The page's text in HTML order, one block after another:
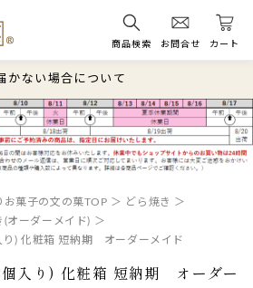
商品検索 お問合せ カート
かない場合について
菓子の文の菓TOP
どら焼き
オーダーメイド)
り) 化粧箱 短納期 オーダーメイド
入り) 化粧箱 短納期 オーダー